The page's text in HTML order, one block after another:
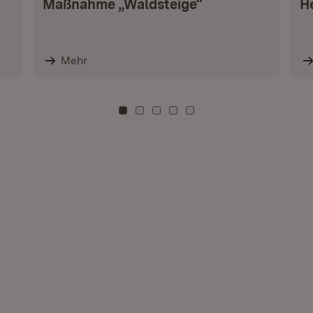
Maßnahme „Waldsteige“
Mehr
Zu Kachel: 0
Zu Kachel: 3
Zu Kachel: 6
Zu Kachel: 9
Zu Kachel: 12